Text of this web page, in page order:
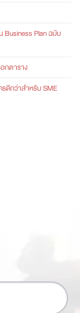
Business Plan ฉบับ
อกตาราง
ดีกว่าสำหรับ SME